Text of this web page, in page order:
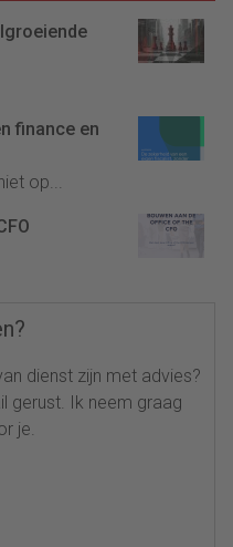
finance en
op...
dienst zijn met advies?
gerust. Ik neem graag
je.